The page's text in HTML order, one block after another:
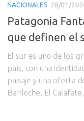
NACIONALES 28/01/
Patagonia
que definen el
El sur es uno de los
país, con una
paisaje y una oferta
Bariloche, El